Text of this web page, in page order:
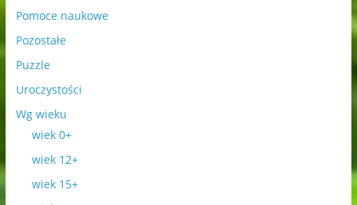
Pomoce naukowe
Pozostałe
Puzzle
Uroczystości
Wg wieku
wiek 0+
wiek 12+
wiek 15+